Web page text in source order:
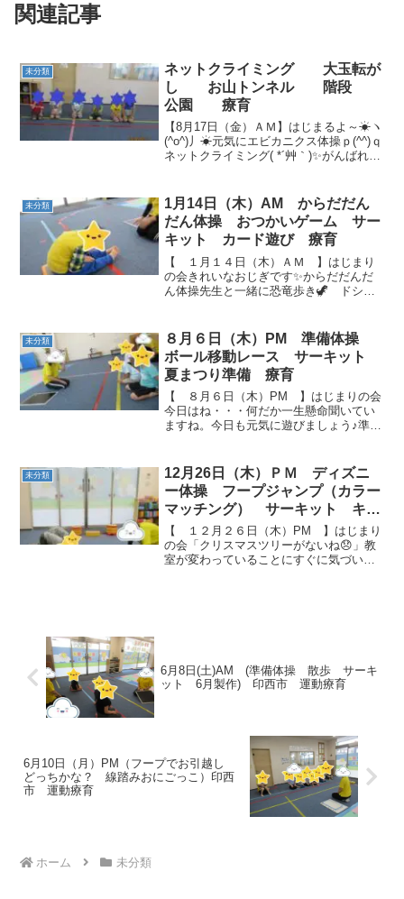
関連記事
未分類
ネットクライミング 大玉転が
し お山トンネル 階段
公園 療育
【8月17日（金）ＡＭ】はじまるよ～☀ヽ
(^o^)丿☀元気にエビカニクス体操ｐ(^^)ｑ
ネットクライミング( *´艸｀)✨がんばれ～
ＰＭ】姿勢がすばらしいです( *...
未分類
1月14日（木）AM からだだん
だん体操 おつかいゲーム サー
キット カード遊び 療育
【 １月１４日（木）ＡＭ 】はじまり
の会きれいなおじぎです✨からだだんだ
ん体操先生と一緒に恐竜歩き🦖 ドシ
いを頼まれたのかな❓ 両手にたくさん抱
えて、おつかい...
未分類
８月６日（木）PM 準備体操
ボール移動レース サーキット
夏まつり準備 療育
【 ８月６日（木）PM 】はじまりの会
今日はね・・・何だか一生懸命聞いてい
ますね。今日も元気に遊びましょう♪準備
ていてきつそうです💦 立位体前屈のイ
メージかな。 ジャ...
未分類
12月26日（木）ＰＭ ディズニ
ー体操 フープジャンプ（カラー
マッチング） サーキット キラ
キラボールで遊ぼう 療育
【 １２月２６日（木）PM 】はじまり
の会「クリスマスツリーがないね😞」教
室が変わっていることにすぐに気づいて
6月8日(土)AM (準備体操 散歩 サーキ
ット 6月製作) 印西市 運動療育
6月10日（月）PM（フープでお引越し
どっちかな？ 線踏みおにごっこ）印西
市 運動療育
ホーム 未分類